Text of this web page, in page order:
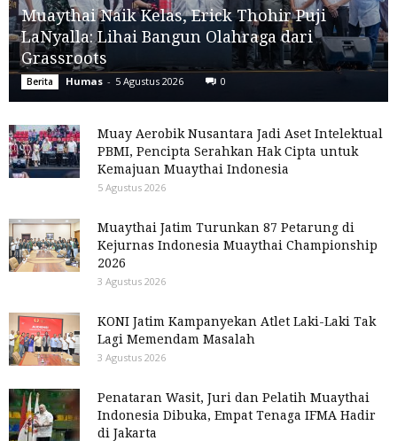
Muaythai Naik Kelas, Erick Thohir Puji
LaNyalla: Lihai Bangun Olahraga dari
Grassroots
Berita Humas - 5 Agustus 2026 0
Muay Aerobik Nusantara Jadi Aset Intelektual
PBMI, Pencipta Serahkan Hak Cipta untuk
Kemajuan Muaythai Indonesia
5 Agustus 2026
Muaythai Jatim Turunkan 87 Petarung di
Kejurnas Indonesia Muaythai Championship
2026
3 Agustus 2026
KONI Jatim Kampanyekan Atlet Laki-Laki Tak
Lagi Memendam Masalah
3 Agustus 2026
Penataran Wasit, Juri dan Pelatih Muaythai
Indonesia Dibuka, Empat Tenaga IFMA Hadir
di Jakarta